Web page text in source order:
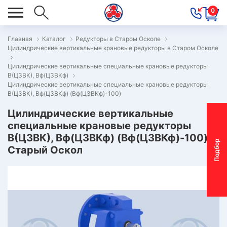
0
П
о
д
б
о
р
м
о
т
о
р
-
р
е
д
у
к
т
о
р
Главная Каталог
Редукторы в Старом Осколе
Цилиндрические вертикальные крановые редукторы в Старом Осколе
Цилиндрические вертикальные специальные крановые редукторы
В(Ц3ВК), Вф(Ц3ВКф)
Цилиндрические вертикальные специальные крановые редукторы
В(Ц3ВК), Вф(Ц3ВКф) (Вф(Ц3ВКф)-100)
Цилиндрические вертикальные
специальные крановые редукторы
В(Ц3ВК), Вф(Ц3ВКф) (Вф(Ц3ВКф)-100) |
Старый Оскол